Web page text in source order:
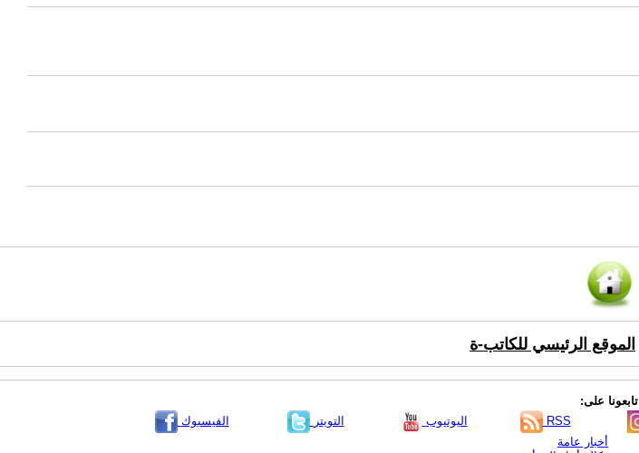
الموقع الرئيسي للكاتب-ة
تابعونا على:
الفيسبوك
التويتر اليوتيوب RSS
أخبار عامة